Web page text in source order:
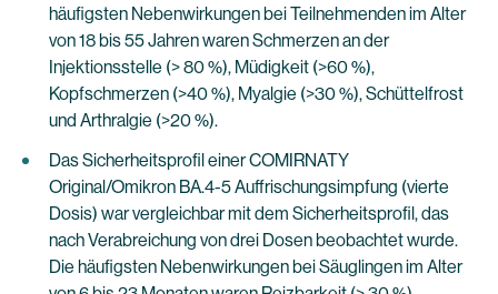
häufigsten Nebenwirkungen bei Teilnehmenden im Alter
von 18 bis 55 Jahren waren Schmerzen an der
Injektionsstelle (> 80 %), Müdigkeit (>60 %),
Kopfschmerzen (>40 %), Myalgie (>30 %), Schüttelfrost
und Arthralgie (>20 %).
Das Sicherheitsprofil einer COMIRNATY
Original/Omikron BA.4-5 Auffrischungsimpfung (vierte
Dosis) war vergleichbar mit dem Sicherheitsprofil, das
nach Verabreichung von drei Dosen beobachtet wurde.
Die häufigsten Nebenwirkungen bei Säuglingen im Alter